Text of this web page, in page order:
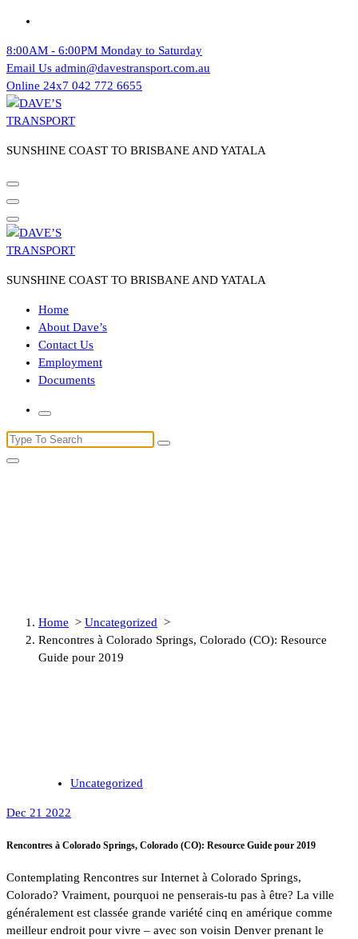
Skip
content
8:00AM - 6:00PM Monday to Saturday
Email Us admin@davestransport.com.au
Online 24x7 042 772 6655
SUNSHINE COAST TO BRISBANE AND YATALA
SUNSHINE COAST TO BRISBANE AND YATALA
Home
About Dave’s
Contact Us
Employment
Documents
Search
for:
Home > Uncategorized >
Rencontres à Colorado Springs, Colorado (CO): Resource
Guide pour 2019
Uncategorized
Dec 21 2022
Rencontres à Colorado Springs, Colorado (CO): Resource Guide pour 2019
Contemplating Rencontres sur Internet à Colorado Springs,
Colorado? Vraiment, pourquoi ne penserais-tu pas à être? La ville
généralement est classée grande variété cinq en amérique comme
meilleur endroit pour vivre – avec son voisin Denver prenant le